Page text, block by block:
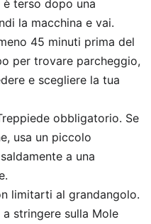
terso dopo una
la macchina e vai.
45 minuti prima del
per trovare parcheggio,
e scegliere la tua
obbligatorio. Se
usa un piccolo
a una
limitarti al grandangolo.
stringere sulla Mole